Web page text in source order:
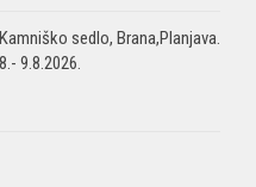
Kamniško sedlo, Brana,Planjava.
8.- 9.8.2026.